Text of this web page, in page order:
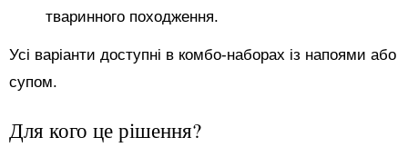
тваринного походження.
Усі варіанти доступні в комбо-наборах із напоями або
супом.
Для кого це рішення?